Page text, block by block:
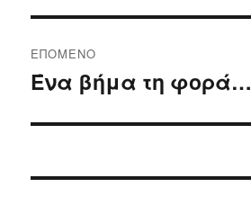
ΕΠΌΜΕΝΟ
Επόμενο
Ένα βήμα τη φορά…